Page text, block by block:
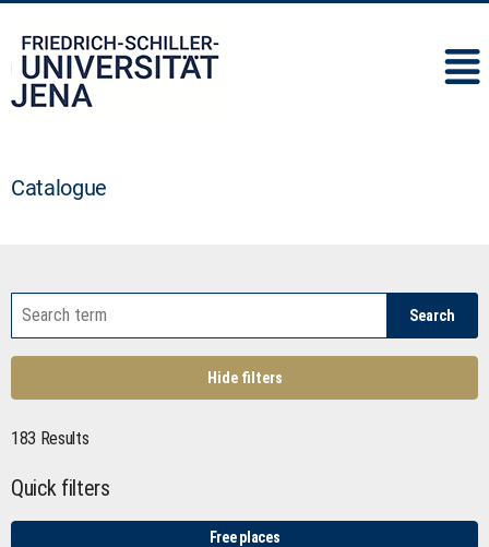
Catalogue
Search
Hide filters
183 Results
Quick filters
Free places